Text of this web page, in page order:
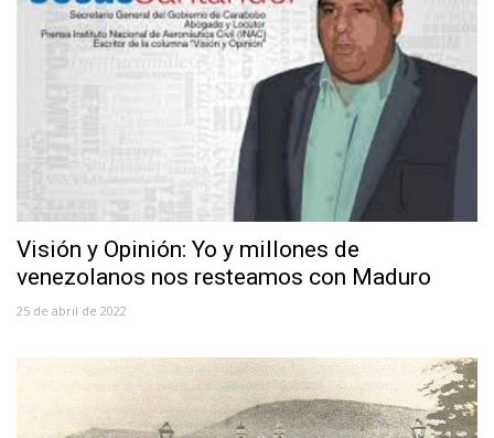
Visión y Opinión: Yo y millones de
venezolanos nos resteamos con Maduro
25 de abril de 2022